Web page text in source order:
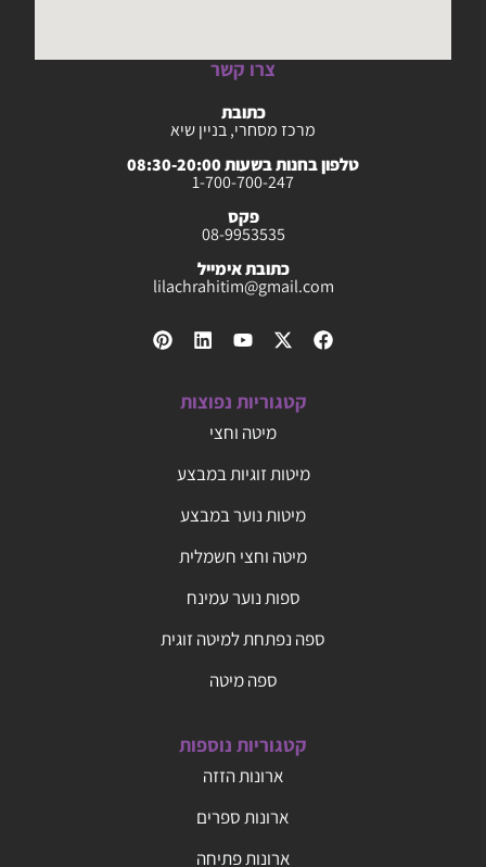
צרו קשר
כתובת
מרכז מסחרי, בניין שיא
טלפון בחנות בשעות 08:30-20:00
1-700-700-247
פקס
08-9953535
כתובת אימייל
lilachrahitim@gmail.com
קטגוריות נפוצות
מיטה וחצי
מיטות זוגיות במבצע
מיטות נוער במבצע
מיטה וחצי חשמלית
ספות נוער עמינח
ספה נפתחת למיטה זוגית
ספה מיטה
קטגוריות נוספות
ארונות הזזה
ארונות ספרים
ארונות פתיחה